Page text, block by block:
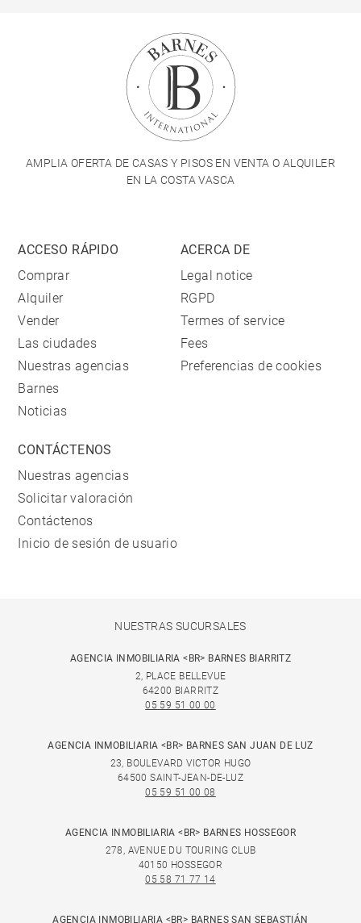
AMPLIA OFERTA DE CASAS Y PISOS EN VENTA O ALQUILER
EN LA COSTA VASCA
ACCESO RÁPIDO
Comprar
Alquiler
Vender
Las ciudades
Nuestras agencias
Barnes
Noticias
ACERCA DE
Legal notice
RGPD
Termes of service
Fees
Preferencias de cookies
CONTÁCTENOS
Nuestras agencias
Solicitar valoración
Contáctenos
Inicio de sesión de usuario
NUESTRAS SUCURSALES
AGENCIA INMOBILIARIA <BR> BARNES BIARRITZ
2, PLACE BELLEVUE
64200 BIARRITZ
05 59 51 00 00
AGENCIA INMOBILIARIA <BR> BARNES SAN JUAN DE LUZ
23, BOULEVARD VICTOR HUGO
64500 SAINT-JEAN-DE-LUZ
05 59 51 00 08
AGENCIA INMOBILIARIA <BR> BARNES HOSSEGOR
278, AVENUE DU TOURING CLUB
40150 HOSSEGOR
05 58 71 77 14
AGENCIA INMOBILIARIA <BR> BARNES SAN SEBASTIÁN